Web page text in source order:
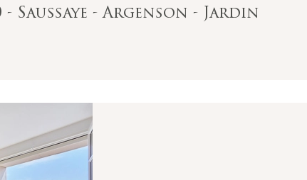
Saussaye - Argenson - Jardin